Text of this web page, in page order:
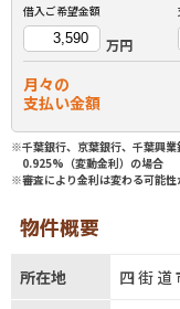
借入ご希望金額
万円
月々の
支払い金額
※千葉銀行、京葉銀行、千葉興
0.925%（変動金利）の場合
※審査により金利は変わる可能性
物件概要
所在地 四街道